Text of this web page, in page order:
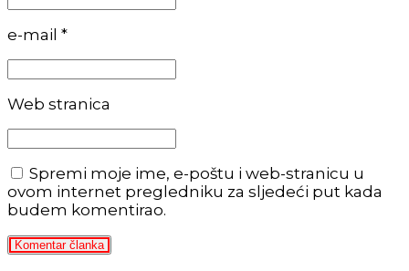
e-mail *
Web stranica
Spremi moje ime, e-poštu i web-stranicu u
ovom internet pregledniku za sljedeći put kada
budem komentirao.
Komentar članka